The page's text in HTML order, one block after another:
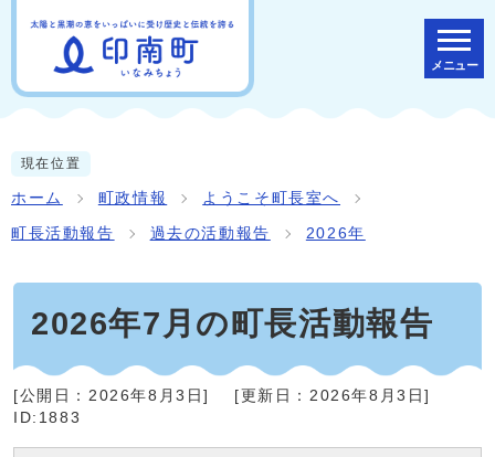
メニュー
現在位置
ホーム 町政情報 ようこそ町長室へ
町長活動報告 過去の活動報告 2026年
2026年7月の町長活動報告
[公開日： 2026年8月3日] [更新日：2026年8月3日]
ID:1883